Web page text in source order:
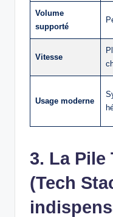
Volume
supporté
Vitesse
Usage moderne
3. La Pile
(Tech